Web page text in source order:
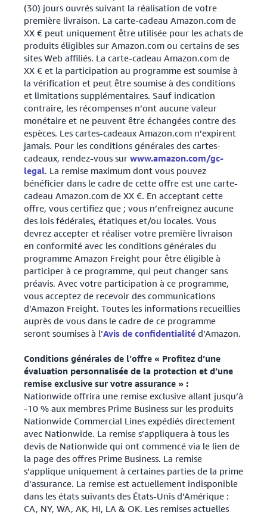
(30) jours ouvrés suivant la réalisation de votre
première livraison. La carte-cadeau Amazon.com de
XX € peut uniquement être utilisée pour les achats de
produits éligibles sur Amazon.com ou certains de ses
sites Web affiliés. La carte-cadeau Amazon.com de
XX € et la participation au programme est soumise à
la vérification et peut être soumise à des conditions
et limitations supplémentaires. Sauf indication
contraire, les récompenses n’ont aucune valeur
monétaire et ne peuvent être échangées contre des
espèces. Les cartes-cadeaux Amazon.com n’expirent
jamais. Pour les conditions générales des cartes-
cadeaux, rendez-vous sur www.amazon.com/gc-
legal. La remise maximum dont vous pouvez
bénéficier dans le cadre de cette offre est une carte-
cadeau Amazon.com de XX €. En acceptant cette
offre, vous certifiez que ; vous n’enfreignez aucune
des lois fédérales, étatiques et/ou locales. Vous
devrez accepter et réaliser votre première livraison
en conformité avec les conditions générales du
programme Amazon Freight pour être éligible à
participer à ce programme, qui peut changer sans
préavis. Avec votre participation à ce programme,
vous acceptez de recevoir des communications
d’Amazon Freight. Toutes les informations recueillies
auprès de vous dans le cadre de ce programme
seront soumises à l’Avis de confidentialité d’Amazon.
Conditions générales de l’offre « Profitez d’une
évaluation personnalisée de la protection et d’une
remise exclusive sur votre assurance » :
Nationwide offrira une remise exclusive allant jusqu’à
-10 % aux membres Prime Business sur les produits
Nationwide Commercial Lines expédiés directement
avec Nationwide. La remise s’appliquera à tous les
devis de Nationwide qui ont commencé via le lien de
la page des offres Prime Business. La remise
s’applique uniquement à certaines parties de la prime
d’assurance. La remise est actuellement indisponible
dans les états suivants des États-Unis d’Amérique :
CA, NY, WA, AK, HI, LA & OK. Les remises actuelles